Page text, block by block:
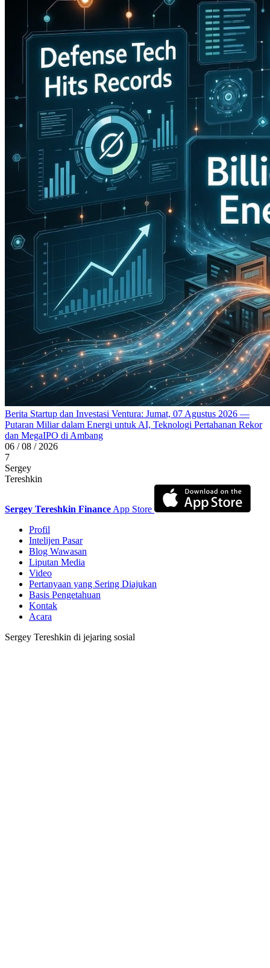
Berita Startup dan Investasi Ventura: Jumat, 07 Agustus 2026 —
Putaran Miliar dalam Energi untuk AI, Teknologi Pertahanan Rekor
dan MegaIPO di Ambang
06 / 08 / 2026
7
Sergey
Tereshkin
Sergey Tereshkin Finance App Store
Profil
Intelijen Pasar
Blog Wawasan
Liputan Media
Video
Pertanyaan yang Sering Diajukan
Basis Pengetahuan
Kontak
Acara
Sergey Tereshkin di jejaring sosial